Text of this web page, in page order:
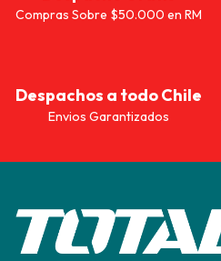
Compras Sobre $50.000 en RM
Despachos a todo Chile
Envios Garantizados